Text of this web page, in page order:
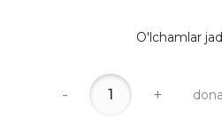
O'lchamlar
- +